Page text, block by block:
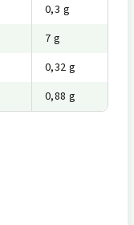
0,3 g
7 g
0,32 g
0,88 g